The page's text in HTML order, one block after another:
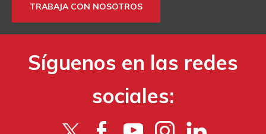
TRABAJA CON NOSOTROS
Síguenos en las redes
sociales: